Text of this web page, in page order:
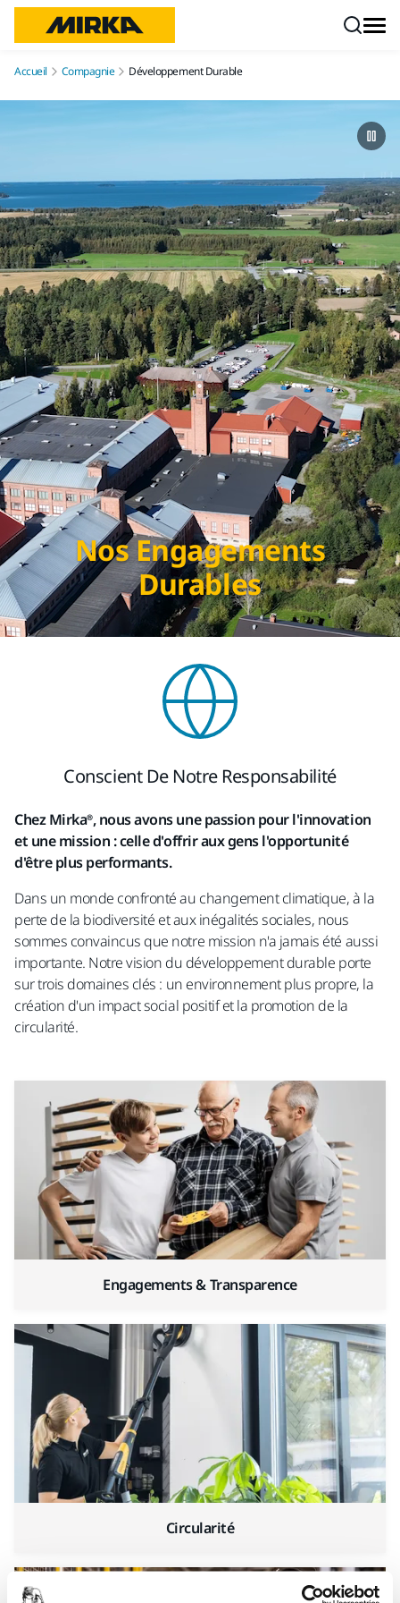
Accueil Compagnie Développement Durable
Nos Engagements
Durables
Conscient De Notre Responsabilité
Chez Mirka®, nous avons une passion pour l'innovation
et une mission : celle d'offrir aux gens l'opportunité
d'être plus performants.
Dans un monde confronté au changement climatique, à la
perte de la biodiversité et aux inégalités sociales, nous
sommes convaincus que notre mission n'a jamais été aussi
importante. Notre vision du développement durable porte
sur trois domaines clés : un environnement plus propre, la
création d'un impact social positif et la promotion de la
circularité.
Engagements & Transparence
Circularité